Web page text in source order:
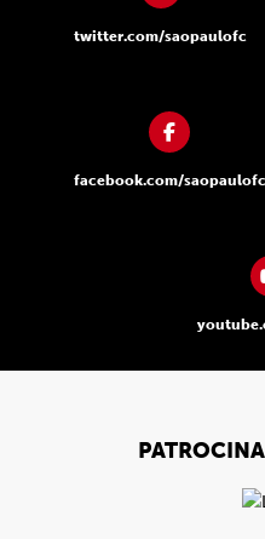
twitter.com/saopaulofc
facebook.com/saopaulofc